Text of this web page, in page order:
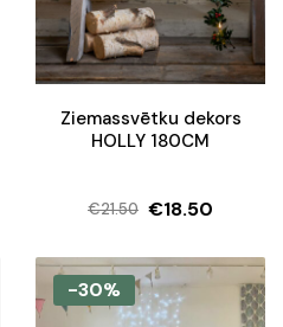
Ziemassvētku dekors
HOLLY 180CM
€21.50
Original
price
was:
€21.50.
€18.50
Current
price
is:
€18.50.
-30%